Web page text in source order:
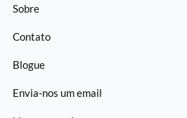
Sobre
Contato
Blogue
Envia-nos um email